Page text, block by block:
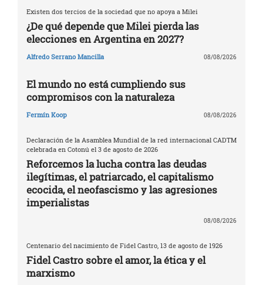
Existen dos tercios de la sociedad que no apoya a Milei
¿De qué depende que Milei pierda las
elecciones en Argentina en 2027?
Alfredo Serrano Mancilla 08/08/2026
El mundo no está cumpliendo sus
compromisos con la naturaleza
Fermín Koop 08/08/2026
Declaración de la Asamblea Mundial de la red internacional CADTM
celebrada en Cotonú el 3 de agosto de 2026
Reforcemos la lucha contra las deudas
ilegítimas, el patriarcado, el capitalismo
ecocida, el neofascismo y las agresiones
imperialistas
08/08/2026
Centenario del nacimiento de Fidel Castro, 13 de agosto de 1926
Fidel Castro sobre el amor, la ética y el
marxismo